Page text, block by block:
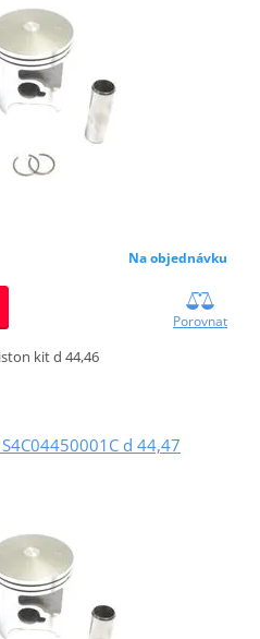
Na objednávku
Porovnat
kit d 44,46
d 44,47